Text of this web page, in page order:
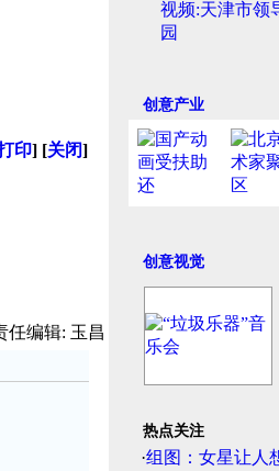
印] [关闭]
任编辑: 玉昌
视频:天津市领
园
创意产业
创意视觉
热点关注
·组图：女星让人